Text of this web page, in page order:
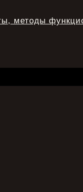
методы